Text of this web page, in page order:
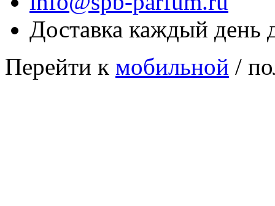
Доставка каждый день
Перейти к мобильной /